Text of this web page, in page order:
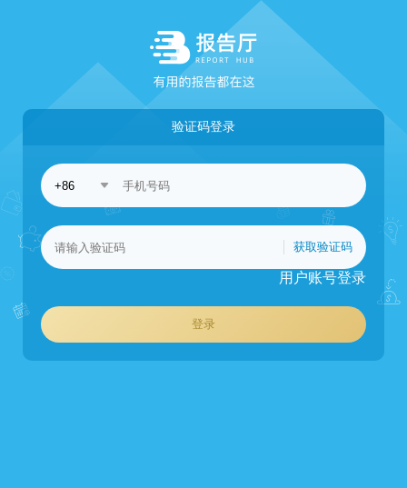
验证码登录
获取验证码
用户账号登录
登录